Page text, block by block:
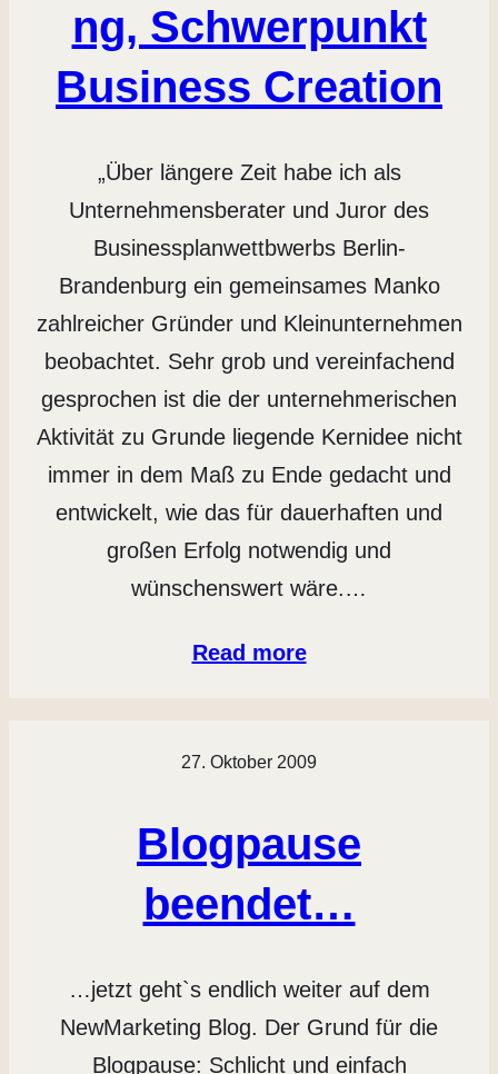
ng, Schwerpunkt
Business Creation
„Über längere Zeit habe ich als
Unternehmensberater und Juror des
Businessplanwettbwerbs Berlin-
Brandenburg ein gemeinsames Manko
zahlreicher Gründer und Kleinunternehmen
beobachtet. Sehr grob und vereinfachend
gesprochen ist die der unternehmerischen
Aktivität zu Grunde liegende Kernidee nicht
immer in dem Maß zu Ende gedacht und
entwickelt, wie das für dauerhaften und
großen Erfolg notwendig und
wünschenswert wäre.…
Read more
27. Oktober 2009
Blogpause
beendet…
…jetzt geht`s endlich weiter auf dem
NewMarketing Blog. Der Grund für die
Blogpause: Schlicht und einfach